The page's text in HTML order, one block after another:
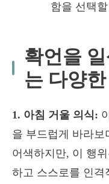
함을 선택
확언을
는 다양
1. 아침 거울 의식:
을 부드럽게 바라
어색하지만, 이 행
하고 스스로를 인격